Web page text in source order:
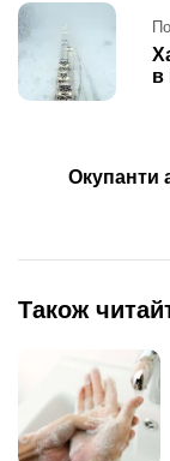
Post
navigation
в
Окупанти
Також